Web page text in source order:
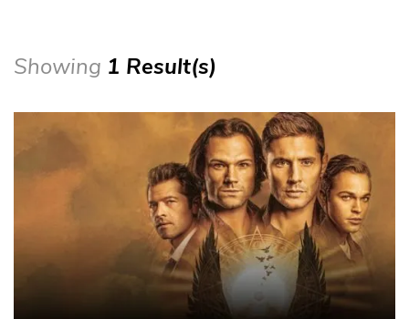
Showing 1 Result(s)